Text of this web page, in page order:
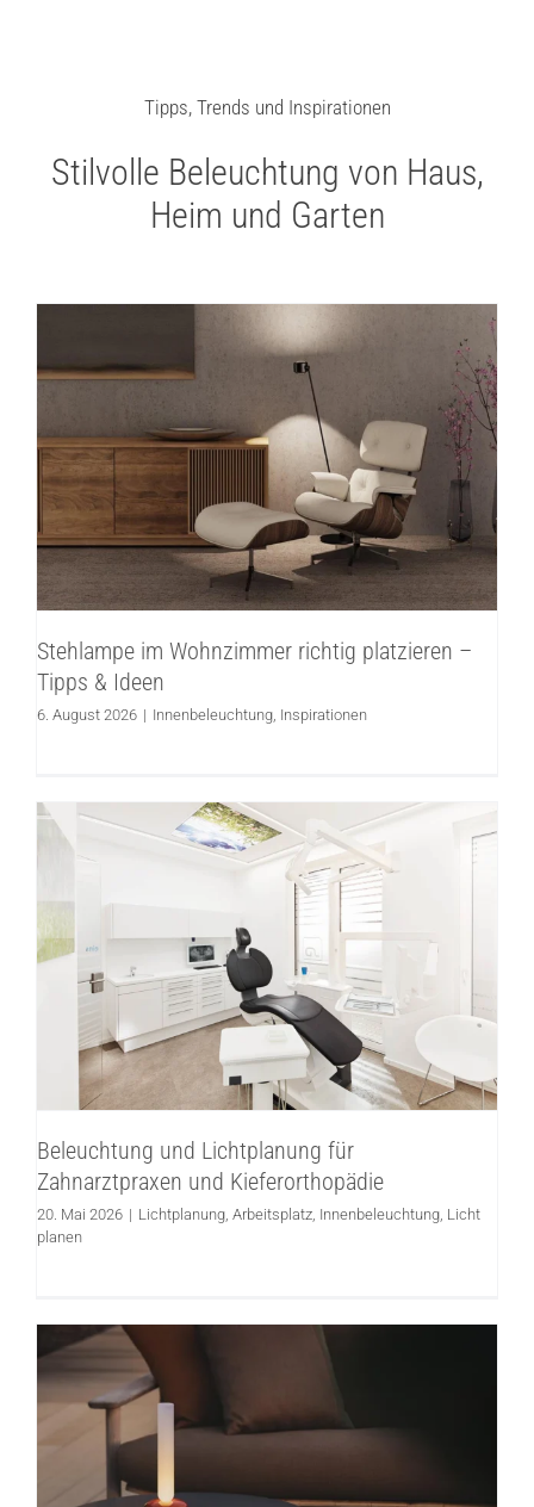
Tipps, Trends und Inspirationen
Stilvolle Beleuchtung von Haus,
Heim und Garten
Stehlampe im Wohnzimmer richtig
platzieren – Tipps & Ideen
Innenbeleuchtung Inspirationen
Stehlampe im Wohnzimmer richtig platzieren –
Tipps & Ideen
6. August 2026 | Innenbeleuchtung, Inspirationen
Beleuchtung und Lichtplanung für
Zahnarztpraxen und Kieferorthopädie
Lichtplanung Arbeitsplatz Innenbeleuchtung
planen
Beleuchtung und Lichtplanung für
Zahnarztpraxen und Kieferorthopädie
20. Mai 2026 | Lichtplanung, Arbeitsplatz, Innenbeleuchtung, Licht
planen
7 Gründe, warum kabellose Akkuleuchten
Ihr Zuhause komfortabler und schöner